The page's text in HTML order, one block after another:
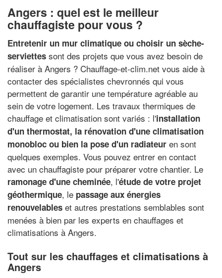
Angers : quel est le meilleur
chauffagiste pour vous ?
Entretenir un mur climatique ou choisir un sèche-
serviettes sont des projets que vous avez besoin de
réaliser à Angers ? Chauffage-et-clim.net vous aide à
contacter des spécialistes chevronnés qui vous
permettent de garantir une température agréable au
sein de votre logement. Les travaux thermiques de
chauffage et climatisation sont variés : l'installation
d'un thermostat, la rénovation d'une climatisation
monobloc ou bien la pose d'un radiateur en sont
quelques exemples. Vous pouvez entrer en contact
avec un chauffagiste pour préparer votre chantier. Le
ramonage d'une cheminée, l'étude de votre projet
géothermique, le passage aux énergies
renouvelables et autres prestations semblables sont
menées à bien par les experts en chauffages et
climatisations à Angers.
Tout sur les chauffages et climatisations à
Angers